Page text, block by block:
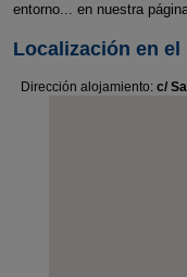
entorno... en nuestra
Localización en el
Dirección alojamiento: c/